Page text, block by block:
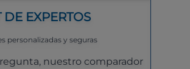
DE EXPERTOS
personalizadas y seguras
nuestro comparador